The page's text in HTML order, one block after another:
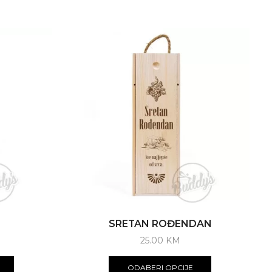
SRETAN ROĐENDAN
25.00 KM
ODABERI OPCIJE